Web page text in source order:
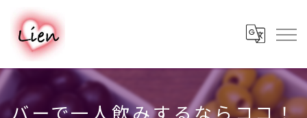
バーで一人飲みするならココ！